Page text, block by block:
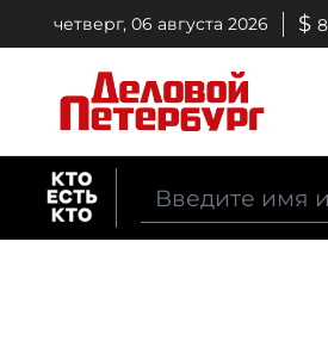
четверг, 06 августа 2026 $